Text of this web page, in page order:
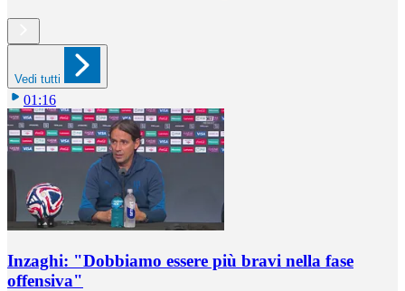
Vedi tutti
01:16
Inzaghi: "Dobbiamo essere più bravi nella fase
offensiva"